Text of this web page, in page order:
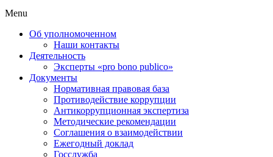
Menu
Об уполномоченном
Наши контакты
Деятельность
Эксперты «pro bono publico»
Документы
Нормативная правовая база
Противодействие коррупции
Антикоррупционная экспертиза
Методические рекомендации
Соглашения о взаимодействии
Ежегодный доклад
Госслужба